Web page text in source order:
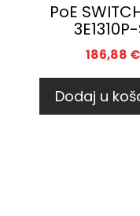
PoE
186,88 €
Dodaj u